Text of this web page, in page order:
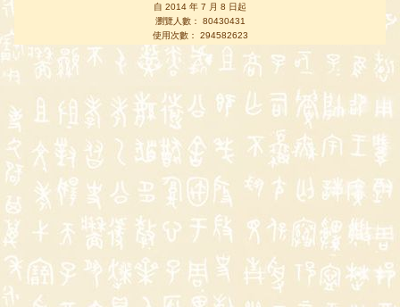
自 2014 年 7 月 8 日起
瀏覽人數： 80430431
使用次數： 294582623